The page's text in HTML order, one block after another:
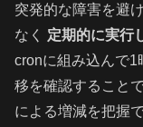
突発的な障害を避
なく 定期的に実行
cronに組み込んで1
移を確認すること
による増減を把握